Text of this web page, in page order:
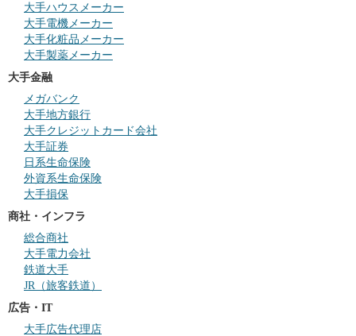
大手ハウスメーカー
大手電機メーカー
大手化粧品メーカー
大手製薬メーカー
大手金融
メガバンク
大手地方銀行
大手クレジットカード会社
大手証券
日系生命保険
外資系生命保険
大手損保
商社・インフラ
総合商社
大手電力会社
鉄道大手
JR（旅客鉄道）
広告・IT
大手広告代理店